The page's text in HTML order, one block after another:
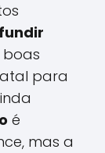
para
é
mas a